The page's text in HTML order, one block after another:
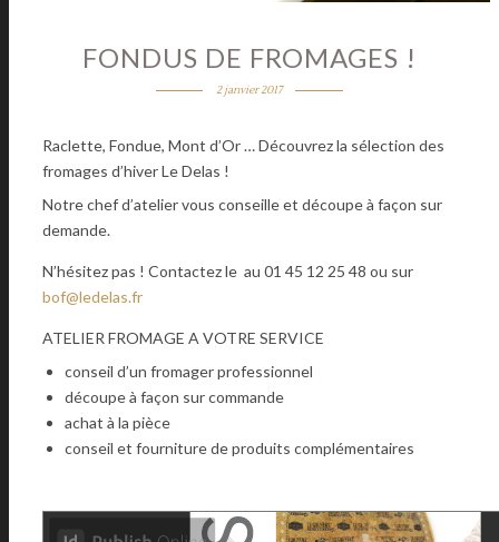
FONDUS DE FROMAGES !
2 janvier 2017
Raclette, Fondue, Mont d’Or … Découvrez la sélection des
fromages d’hiver Le Delas !
Notre chef d’atelier vous conseille et découpe à façon sur
demande.
N’hésitez pas ! Contactez le au 01 45 12 25 48 ou sur
bof@ledelas.fr
ATELIER FROMAGE A VOTRE SERVICE
conseil d’un fromager professionnel
découpe à façon sur commande
achat à la pièce
conseil et fourniture de produits complémentaires